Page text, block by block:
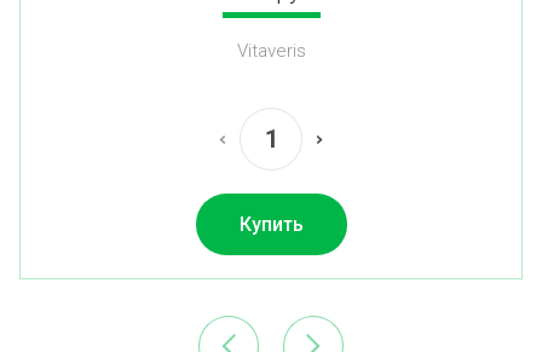
Vitaveris
Купить